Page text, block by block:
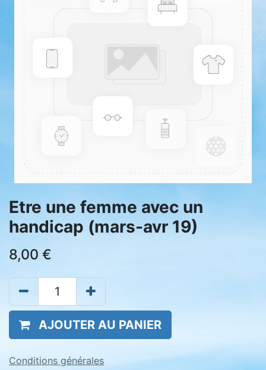
Etre une femme avec un
handicap (mars-avr 19)
8,00 €
AJOUTER AU PANIER
Conditions générales